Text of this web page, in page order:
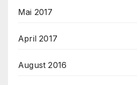
Mai 2017
April 2017
August 2016